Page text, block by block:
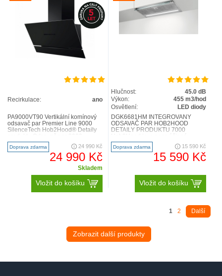
Recirkulace: ano
PA9000VT90 Vertikální komínový
odsavač par Premier Line 9000
SilenceTech Hob2Hood® Detaily
AutoSense s technologií in..
Doprava zdarma 24 990 Kč
24 990 Kč
Skladem
Vložit do košíku
Hlučnost:
45.0 dB
Výkon:
455 m3/hod
Osvětlení:
LED diody
DGK6681HM INTEGROVANÝ
ODSAVAČ PAR HOB2HOOD
DETAILY PRODUKTU 7000
funkce, která automaticky ovládá
odsavač par a osvět..
Doprava zdarma 15 590 Kč
15 590 Kč
Vložit do košíku
1 2 Další
Zobrazit další produkty